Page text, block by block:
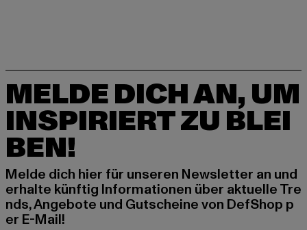
MELDE DICH AN, UM
INSPIRIERT ZU BLEI
BEN!
Melde dich hier für unseren Newsletter an und
erhalte künftig Informationen über aktuelle Tre
nds, Angebote und Gutscheine von DefShop p
er E-Mail!